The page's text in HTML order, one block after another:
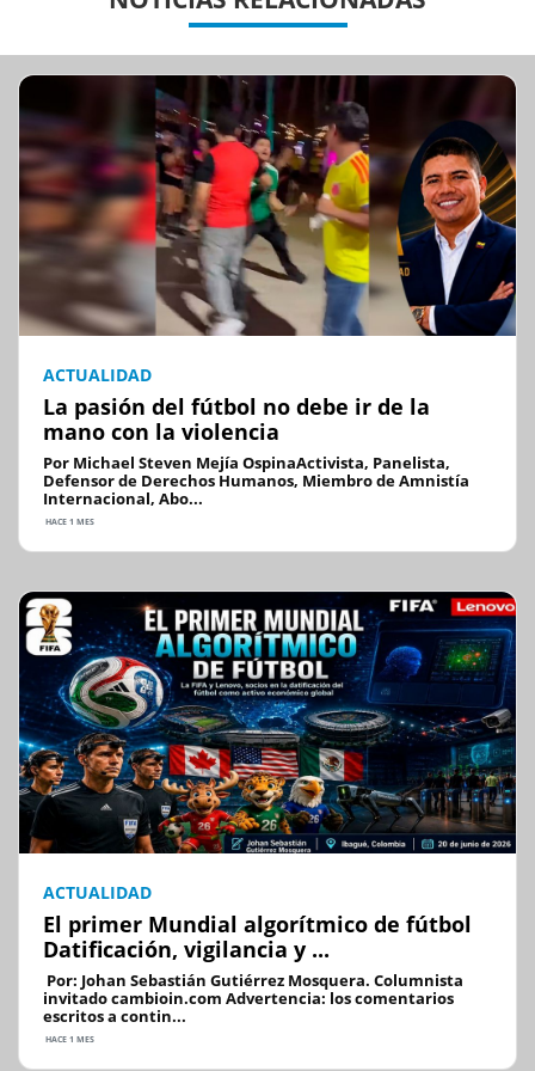
ACTUALIDAD
La pasión del fútbol no debe ir de la
mano con la violencia
Por Michael Steven Mejía OspinaActivista, Panelista,
Defensor de Derechos Humanos, Miembro de Amnistía
Internacional, Abo...
HACE 1 MES
ACTUALIDAD
El primer Mundial algorítmico de fútbol
Datificación, vigilancia y ...
Por: Johan Sebastián Gutiérrez Mosquera. Columnista
invitado cambioin.com Advertencia: los comentarios
escritos a contin...
HACE 1 MES